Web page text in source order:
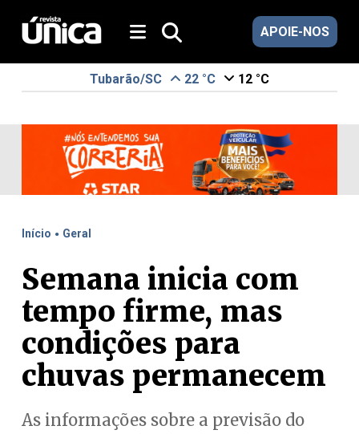
APOIE-NOS
Tubarão/SC 22 °C 12 °C
Início . Geral
Semana inicia com
tempo firme, mas
condições para
chuvas permanecem
As informações sobre a previsão do